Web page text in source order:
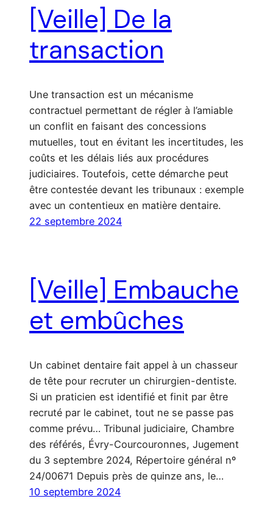
[Veille] De la
transaction
Une transaction est un mécanisme
contractuel permettant de régler à l’amiable
un conflit en faisant des concessions
mutuelles, tout en évitant les incertitudes, les
coûts et les délais liés aux procédures
judiciaires. Toutefois, cette démarche peut
être contestée devant les tribunaux : exemple
avec un contentieux en matière dentaire.
22 septembre 2024
[Veille] Embauche
et embûches
Un cabinet dentaire fait appel à un chasseur
de tête pour recruter un chirurgien-dentiste.
Si un praticien est identifié et finit par être
recruté par le cabinet, tout ne se passe pas
comme prévu… Tribunal judiciaire, Chambre
des référés, Évry-Courcouronnes, Jugement
du 3 septembre 2024, Répertoire général nº
24/00671 Depuis près de quinze ans, le…
10 septembre 2024